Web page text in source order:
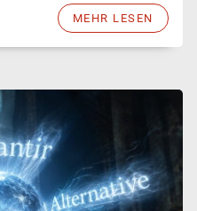
MEHR LESEN